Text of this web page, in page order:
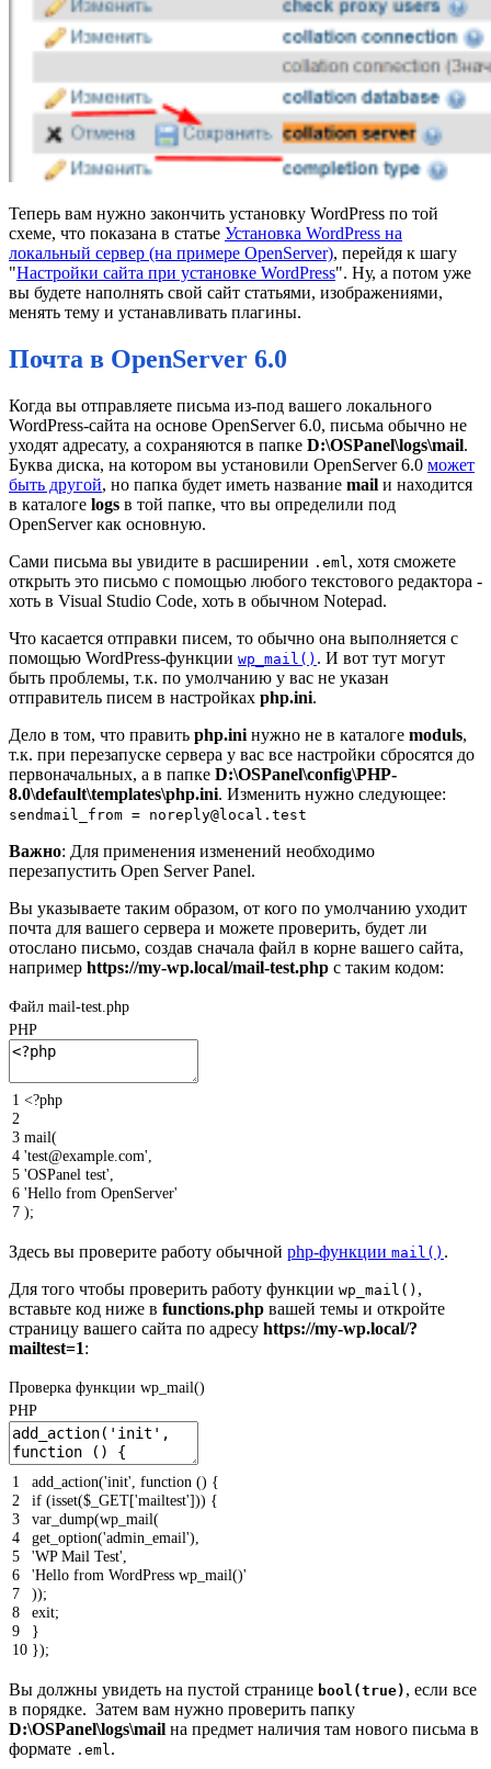
Теперь вам нужно закончить установку WordPress по той
схеме, что показана в статье Установка WordPress на
локальный сервер (на примере OpenServer), перейдя к шагу
"Настройки сайта при установке WordPress". Ну, а потом уже
вы будете наполнять свой сайт статьями, изображениями,
менять тему и устанавливать плагины.
Почта в OpenServer 6.0
Когда вы отправляете письма из-под вашего локального
WordPress-сайта на основе OpenServer 6.0, письма обычно не
уходят адресату, а сохраняются в папке D:\OSPanel\logs\mail.
Буква диска, на котором вы установили OpenServer 6.0 может
быть другой, но папка будет иметь название mail и находится
в каталоге logs в той папке, что вы определили под
OpenServer как основную.
Сами письма вы увидите в расширении .eml , хотя сможете
открыть это письмо с помощью любого текстового редактора -
хоть в Visual Studio Code, хоть в обычном Notepad.
Что касается отправки писем, то обычно она выполняется с
помощью WordPress-функции wp_mail() . И вот тут могут
быть проблемы, т.к. по умолчанию у вас не указан
отправитель писем в настройках php.ini.
Дело в том, что править php.ini нужно не в каталоге moduls,
т.к. при перезапуске сервера у вас все настройки сбросятся до
первоначальных, a в папке D:\OSPanel\config\PHP-
8.0\default\templates\php.ini. Изменить нужно следующее:
sendmail_from = noreply@local.test
Важно: Для применения изменений необходимо
перезапустить Open Server Panel.
Вы указываете таким образом, от кого по умолчанию уходит
почта для вашего сервера и можете проверить, будет ли
отослано письмо, создав сначала файл в корне вашего сайта,
например https://my-wp.local/mail-test.php с таким кодом:
Файл mail-test.php
PHP
1
2
3
4
5
6
7
<?php
mail(
'test@example.com',
'OSPanel test',
'Hello from OpenServer'
);
Здесь вы проверите работу обычной php-функции mail() .
Для того чтобы проверить работу функции wp_mail() ,
вставьте код ниже в functions.php вашей темы и откройте
страницу вашего сайта по адресу https://my-wp.local/?
mailtest=1:
Проверка функции wp_mail()
PHP
1
2
3
4
5
6
7
8
9
10
add_action('init' function () {
if (isset($_GET['mailtest'])) {
var_dump(wp_mail(
get_option('admin_email')
'WP Mail Test'
'Hello from WordPress wp_mail()'
));
exit;
}
});
Вы должны увидеть на пустой странице bool(true) , если все
в порядке. Затем вам нужно проверить папку
D:\OSPanel\logs\mail на предмет наличия там нового письма в
формате .eml .